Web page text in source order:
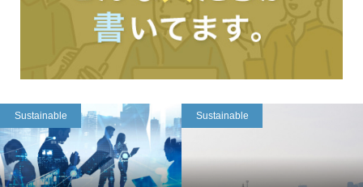
Sustainable Sustainable